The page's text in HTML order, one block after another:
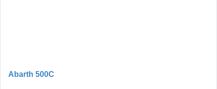
Abarth 500C